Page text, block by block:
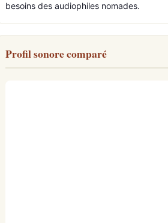
besoins des audiophiles nomades.
Profil sonore comparé